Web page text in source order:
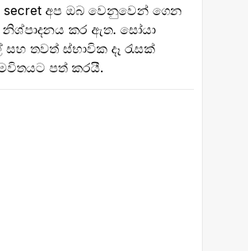
secret අප ඔබ වෙනුවෙන් ගෙන
නිශ්පාදනය කර ඇත. සෝයා
තවත් ස්භාවික දෑ රැසක්
පත් කරයී.